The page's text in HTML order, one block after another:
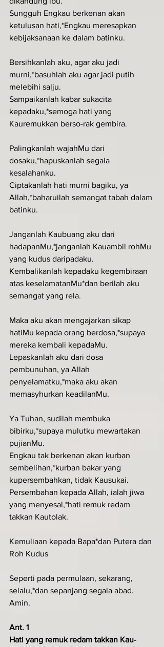
Sungguh Engkau berkenan akan
ketulusan hati,*Engkau meresapkan
kebijaksanaan ke dalam batinku.
Bersihkanlah aku, agar aku jadi
murni,*basuhlah aku agar jadi putih
melebihi salju.
Sampaikanlah kabar sukacita
kepadaku,*semoga hati yang
Kauremukkan berso-rak gembira.
Palingkanlah wajahMu dari
dosaku,*hapuskanlah segala
kesalahanku.
Ciptakanlah hati murni bagiku, ya
Allah,*baharuilah semangat tabah dalam
batinku.
Janganlah Kaubuang aku dari
hadapanMu,*janganlah Kauambil rohMu
yang kudus daripadaku.
Kembalikanlah kepadaku kegembiraan
atas keselamatanMu*dan berilah aku
semangat yang rela.
Maka aku akan mengajarkan sikap
hatiMu kepada orang berdosa,*supaya
mereka kembali kepadaMu.
Lepaskanlah aku dari dosa
pembunuhan, ya Allah
penyelamatku,*maka aku akan
memasyhurkan keadilanMu.
Ya Tuhan, sudilah membuka
bibirku,*supaya mulutku mewartakan
pujianMu.
Engkau tak berkenan akan kurban
sembelihan,*kurban bakar yang
kupersembahkan, tidak Kausukai.
Persembahan kepada Allah, ialah jiwa
yang menyesal,*hati remuk redam
takkan Kautolak.
Kemuliaan kepada Bapa*dan Putera dan
Roh Kudus
Seperti pada permulaan, sekarang,
selalu,*dan sepanjang segala abad.
Amin.
Ant. 1
Hati yang remuk redam takkan Kau-